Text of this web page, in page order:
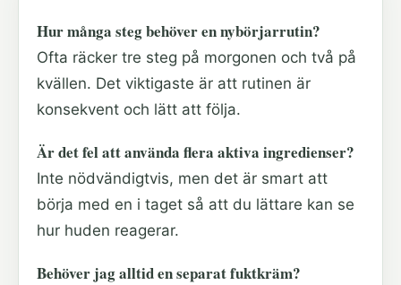
Hur många steg behöver en nybörjar­rutin?
Ofta räcker tre steg på morgonen och två på
kvällen. Det viktigaste är att rutinen är
konsekvent och lätt att följa.
Är det fel att använda flera aktiva ingredienser?
Inte nödvändigtvis, men det är smart att
börja med en i taget så att du lättare kan se
hur huden reagerar.
Behöver jag alltid en separat fuktkräm?